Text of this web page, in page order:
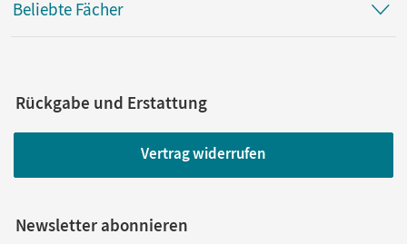
Beliebte Fächer
Rückgabe und Erstattung
Vertrag widerrufen
Newsletter abonnieren